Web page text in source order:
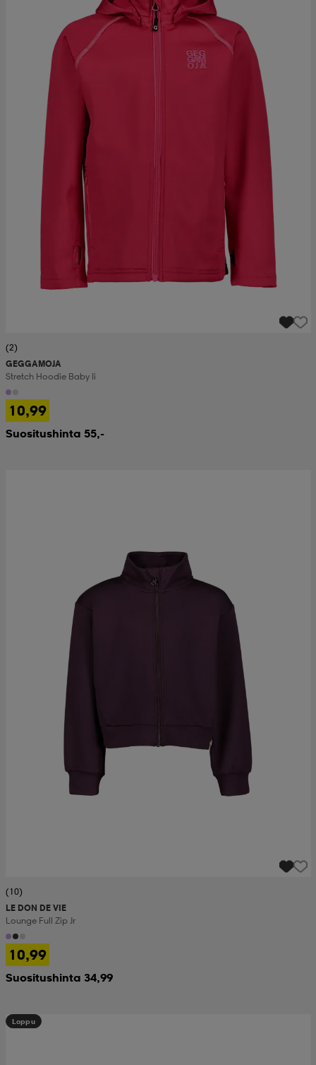
(2)
GEGGAMOJA
Stretch Hoodie Baby Ii
10,99
Suositushinta 55,-
(10)
LE DON DE VIE
Lounge Full Zip Jr
10,99
Suositushinta 34,99
Loppu